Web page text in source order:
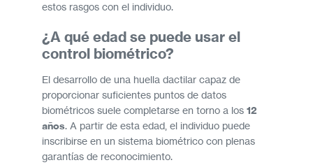
estos rasgos con el individuo.
¿A qué edad se puede usar el
control biométrico?
El desarrollo de una huella dactilar capaz de
proporcionar suficientes puntos de datos
biométricos suele completarse en torno a los 12
años. A partir de esta edad, el individuo puede
inscribirse en un sistema biométrico con plenas
garantías de reconocimiento.